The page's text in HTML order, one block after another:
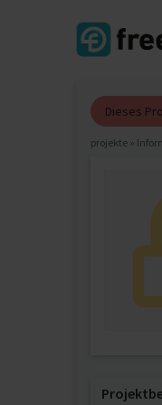
Dieses
projekte »